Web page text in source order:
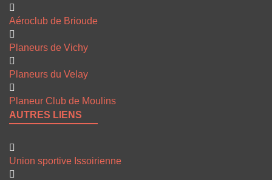
Aéroclub de Brioude
Planeurs de Vichy
Planeurs du Velay
Planeur Club de Moulins
AUTRES LIENS
Union sportive Issoirienne